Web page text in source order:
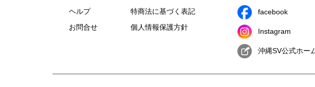
ヘルプ
お問合せ
特商法に基づく表記
個人情報保護方針
facebook
Instagram
沖縄SV公式ホー